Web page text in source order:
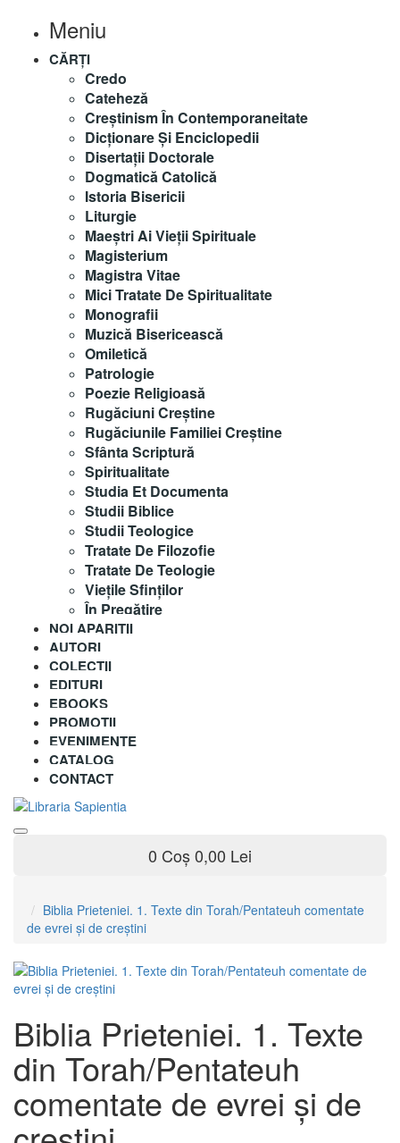
Meniu
CĂRȚI
Credo
Cateheză
Creștinism În Contemporaneitate
Dicționare Și Enciclopedii
Disertații Doctorale
Dogmatică Catolică
Istoria Bisericii
Liturgie
Maeştri Ai Vieţii Spirituale
Magisterium
Magistra Vitae
Mici Tratate De Spiritualitate
Monografii
Muzică Bisericească
Omiletică
Patrologie
Poezie Religioasă
Rugăciuni Creştine
Rugăciunile Familiei Creștine
Sfânta Scriptură
Spiritualitate
Studia Et Documenta
Studii Biblice
Studii Teologice
Tratate De Filozofie
Tratate De Teologie
Vieţile Sfinţilor
În Pregătire
NOI APARITII
AUTORI
COLECȚII
EDITURI
EBOOKS
PROMOȚII
EVENIMENTE
CATALOG
CONTACT
0 Coș0,00 Lei
Biblia Prieteniei. 1. Texte din Torah/Pentateuh comentate
de evrei şi de creştini
Biblia Prieteniei. 1. Texte
din Torah/Pentateuh
comentate de evrei şi de